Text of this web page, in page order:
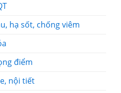
hạ sốt, chống viêm
điểm
nội tiết
–
ho
thời
mua trên
ho, hóa đờm